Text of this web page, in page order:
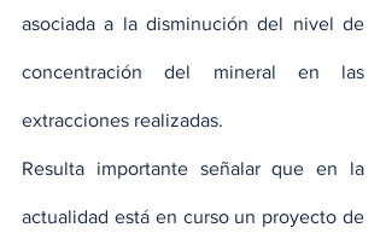
asociada a la disminución del nivel de
concentración del mineral en las
extracciones realizadas.
Resulta importante señalar que en la
actualidad está en curso un proyecto de